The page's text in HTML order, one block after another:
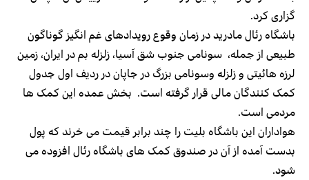
گزاری کرد.
باشگاه رئال مادرید در زمان وقوع رویدادهای غم انگیز گوناگون
طبیعی از جمله، سونامی جنوب شق آسیا، زلزله بم در ایران، زمین
لرزه هائیتی و زلزله وسونامی بزرگ در جاپان در ردیف اول جدول
کمک کنندگان مالی قرار گرفته است. بخش عمده این کمک ها
مردمی است.
هواداران این باشگاه بلیت را چند برابر قیمت می خرند که پول
بدست آمده از آن در صندوق کمک های باشگاه رئال افزوده می
شود.